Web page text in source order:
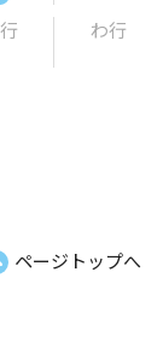
わ行
ページトップへ